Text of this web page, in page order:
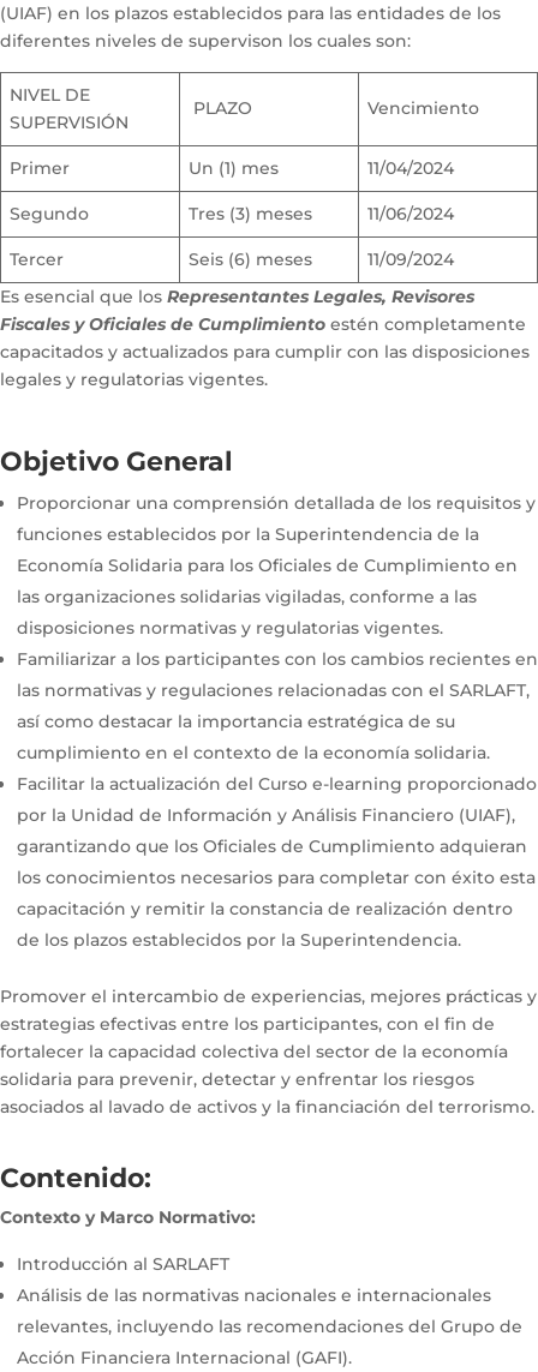
(UIAF) en los plazos establecidos para las entidades de los
diferentes niveles de supervison los cuales son:
NIVEL DE
SUPERVISIÓN
PLAZO Vencimiento
Primer Un (1) mes 11/04/2024
Segundo Tres (3) meses 11/06/2024
Tercer Seis (6) meses
11/09/2024
Es esencial que los Representantes Legales, Revisores
Fiscales y Oficiales de Cumplimiento estén completamente
capacitados y actualizados para cumplir con las disposiciones
legales y regulatorias vigentes.
Objetivo General
Proporcionar una comprensión detallada de los requisitos y
funciones establecidos por la Superintendencia de la
Economía Solidaria para los Oficiales de Cumplimiento en
las organizaciones solidarias vigiladas, conforme a las
disposiciones normativas y regulatorias vigentes.
Familiarizar a los participantes con los cambios recientes en
las normativas y regulaciones relacionadas con el SARLAFT,
así como destacar la importancia estratégica de su
cumplimiento en el contexto de la economía solidaria.
Facilitar la actualización del Curso e-learning proporcionado
por la Unidad de Información y Análisis Financiero (UIAF),
garantizando que los Oficiales de Cumplimiento adquieran
los conocimientos necesarios para completar con éxito esta
capacitación y remitir la constancia de realización dentro
de los plazos establecidos por la Superintendencia.
Promover el intercambio de experiencias, mejores prácticas y
estrategias efectivas entre los participantes, con el fin de
fortalecer la capacidad colectiva del sector de la economía
solidaria para prevenir, detectar y enfrentar los riesgos
asociados al lavado de activos y la financiación del terrorismo.
Contenido:
Contexto y Marco Normativo:
Introducción al SARLAFT
Análisis de las normativas nacionales e internacionales
relevantes, incluyendo las recomendaciones del Grupo de
Acción Financiera Internacional (GAFI).